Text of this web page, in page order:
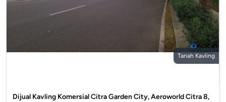
Tanah Kavling
Dijual Kavling Komersial Citra Garden City, Aeroworld Citra 8,